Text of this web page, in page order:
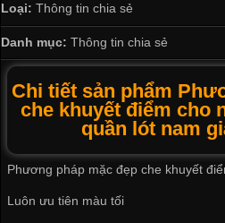
Loại: Thông tin chia sẻ
Danh mục: Thông tin chia sẻ
Chi tiết sản phẩm
che khuyết điểm cho
quần lót nam
Phương pháp mặc đẹp che khuyết
Luôn ưu tiên màu tối